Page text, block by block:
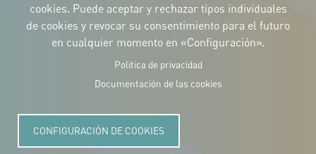
NEWSLETTER
cookies. Puede aceptar y rechazar tipos individuales
de cookies y revocar su consentimiento para el futuro
en cualquier momento en «Configuración».
Politica de privacidad
Documentación de las cookies
CONFIGURACIÓN DE COOKIES